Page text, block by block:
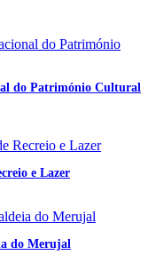
do Património Cultural
e Lazer
do Merujal